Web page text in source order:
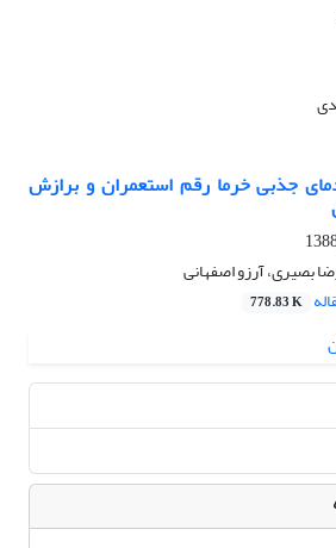
جذبی خرما رقم استعمران و برازش
بصیری، آرزو اصفهانی
778.83 K